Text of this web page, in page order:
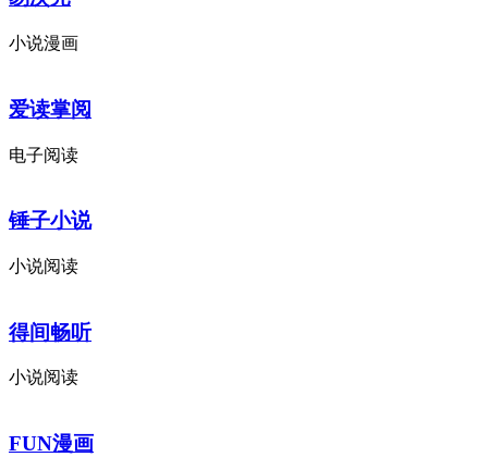
小说漫画
爱读掌阅
电子阅读
锤子小说
小说阅读
得间畅听
小说阅读
FUN漫画